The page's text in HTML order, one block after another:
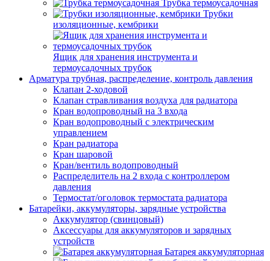
Трубка термоусадочная
Трубки
изоляционные, кембрики
Ящик для хранения инструмента и
термоусадочных трубок
Арматура трубная, распределение, контроль давления
Клапан 2-ходовой
Клапан стравливания воздуха для радиатора
Кран водопроводный на 3 входа
Кран водопроводный с электрическим
управлением
Кран радиатора
Кран шаровой
Кран/вентиль водопроводный
Распределитель на 2 входа с контроллером
давления
Термостат/оголовок термостата радиатора
Батарейки, аккумуляторы, зарядные устройства
Аккумулятор (свинцовый)
Аксессуары для аккумуляторов и зарядных
устройств
Батарея аккумуляторная